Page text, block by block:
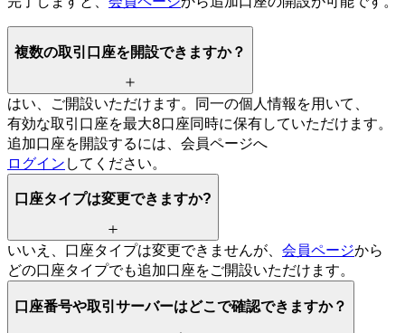
複数の取引口座を開設できますか？
はい、 ご開設いただけます。 同一の個人情報を用いて、
有効な取引口座を最大8口座同時に保有していただけます。
追加口座を開設するには、 会員ページへ
ログイン してください。
口座タイプは変更できますか?
いいえ、 口座タイプは変更できませんが、 会員ページから
どの口座タイプでも追加口座をご開設いただけます。
口座番号や取引サーバーはどこで確認できますか？